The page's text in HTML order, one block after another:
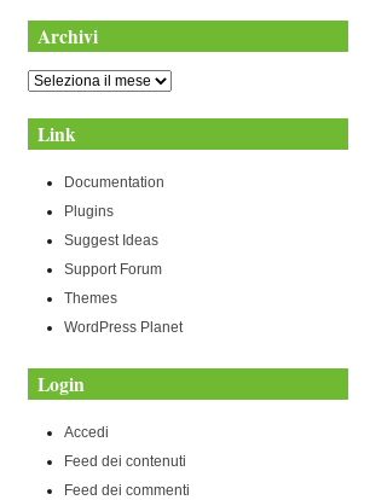
Archivi
Archivi
Link
Documentation
Plugins
Suggest Ideas
Support Forum
Themes
WordPress Planet
Login
Accedi
Feed dei contenuti
Feed dei commenti